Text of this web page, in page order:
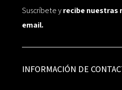
Suscríbete yrecibe nuestras
email.
INFORMACIÓN DE